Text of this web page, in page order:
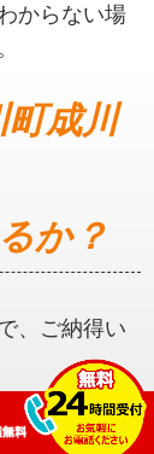
からない場
町成川
か？
、ご納得い
町成川